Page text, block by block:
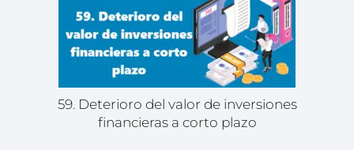
59. Deterioro del valor de inversiones
financieras a corto plazo